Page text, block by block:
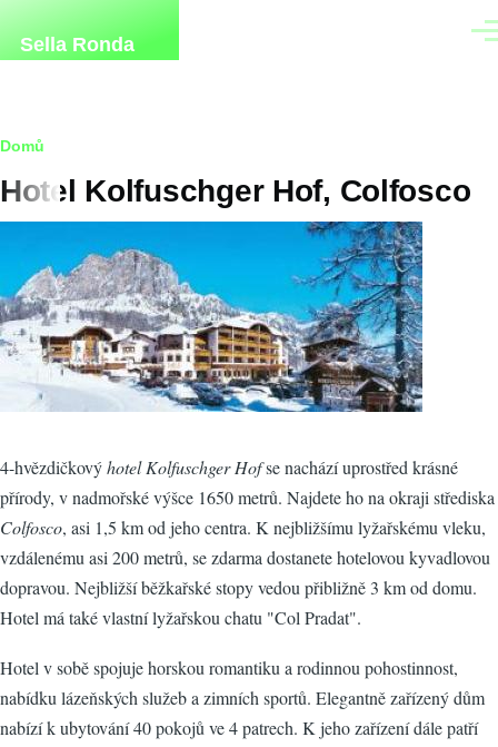
Sella Ronda
Drobečková
navigace
Domů
Hotel Kolfuschger Hof, Colfosco
4-hvězdičkovýhotel Kolfuschger Hofse nachází uprostřed krásné
přírody, v nadmořské výšce 1650 metrů. Najdete ho na okraji střediska
Colfosco, asi 1,5 km od jeho centra. K nejbližšímu lyžařskému vleku,
vzdálenému asi 200 metrů, se zdarma dostanete hotelovou kyvadlovou
dopravou. Nejbližší běžkařské stopy vedou přibližně 3 km od domu.
Hotel má také vlastní lyžařskou chatu "Col Pradat".
Hotel v sobě spojuje horskou romantiku a rodinnou pohostinnost,
nabídku lázeňských služeb a zimních sportů. Elegantně zařízený dům
nabízí k ubytování 40 pokojů ve 4 patrech. K jeho zařízení dále patří